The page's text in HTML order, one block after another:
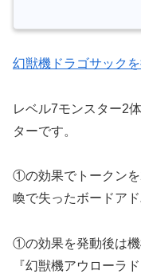
幻獣機ドラゴサック
レベル7モンスター2
ターです。
①の効果でトークン
喚で失ったボードア
①の効果を発動後は機
『幻獣機アウローラ